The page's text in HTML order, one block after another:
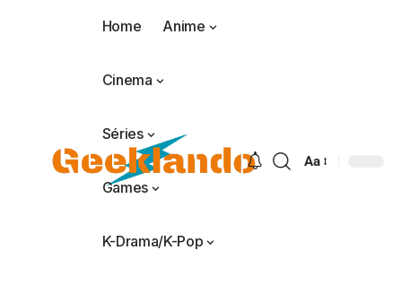
Home Anime
Cinema
Séries
Games
K-Drama/K-Pop
Aa